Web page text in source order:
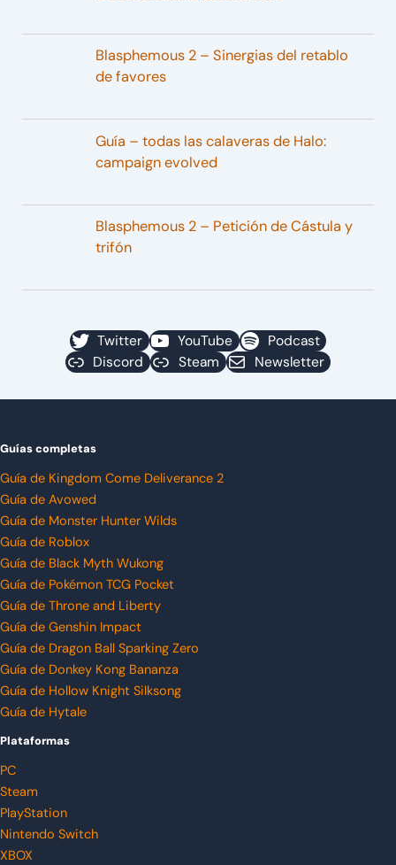
Blasphemous 2 – Sinergias del retablo
de favores
Guía – todas las calaveras de Halo:
campaign evolved
Blasphemous 2 – Petición de Cástula y
trifón
Twitter YouTube
Podcast
Discord
Steam Newsletter
Guías completas
Guía de Kingdom Come Deliverance 2
Guía de Avowed
Guía de Monster Hunter Wilds
Guía de Roblox
Guía de Black Myth Wukong
Guía de Pokémon TCG Pocket
Guía de Throne and Liberty
Guía de Genshin Impact
Guía de Dragon Ball Sparking Zero
Guía de Donkey Kong Bananza
Guía de Hollow Knight Silksong
Guía de Hytale
Plataformas
PC
Steam
PlayStation
Nintendo Switch
XBOX